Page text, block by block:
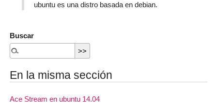
ubuntu es una distro basada en debian.
Buscar
En la misma sección
Ace Stream en ubuntu 14.04